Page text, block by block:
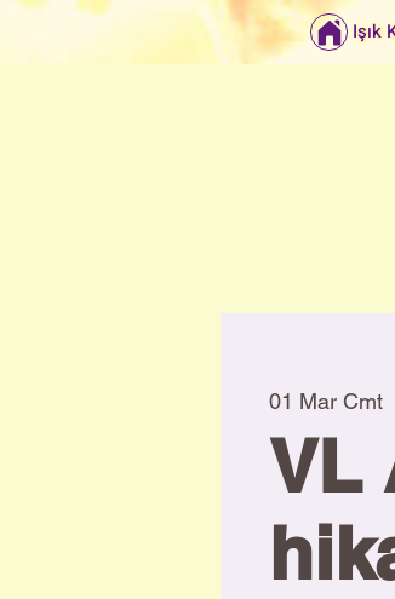
Işık
01 Mar Cmt
VL